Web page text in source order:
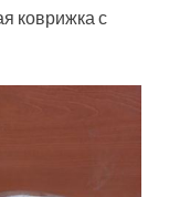
коврижка с